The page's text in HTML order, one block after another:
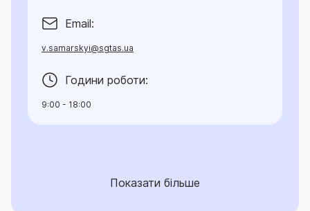
Email:
v.samarskyi@sgtas.ua
Години роботи:
9:00 - 18:00
Показати більше